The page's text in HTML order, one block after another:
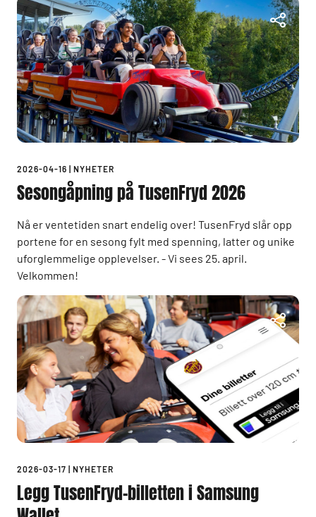
2026-04-16 NYHETER
Sesongåpning på TusenFryd 2026
Nå er ventetiden snart endelig over! TusenFryd slår opp
portene for en sesong fylt med spenning, latter og unike
uforglemmelige opplevelser. - Vi sees 25. april.
Velkommen!
2026-03-17 NYHETER
Legg TusenFryd-billetten i Samsung